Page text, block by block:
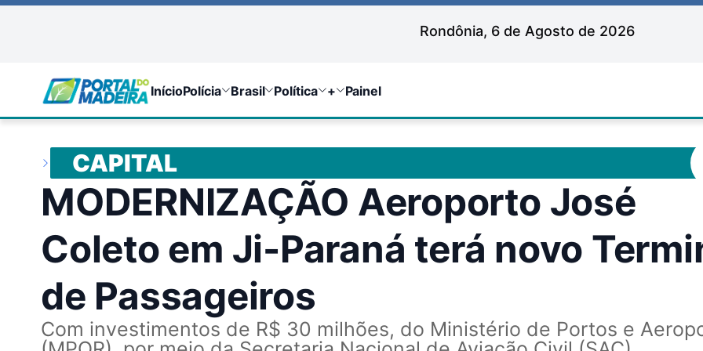
Rondônia, 6 de Agosto de 2026
InícioPolícia Brasil Política + Painel
CAPITAL
MODERNIZAÇÃO Aeroporto José
Coleto em Ji-Paraná terá novo
de Passageiros
Com investimentos de R$ 30 milhões, do Ministério de Portos e